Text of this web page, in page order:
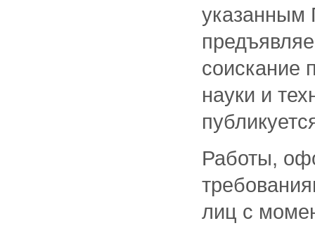
указанным
соискание
науки и
Работы,
лиц с